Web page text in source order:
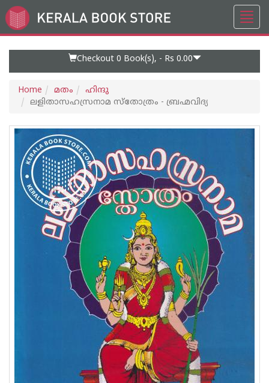
Go
to
Checkout 0 Book(s), - Rs 0.00
Home മതം
ഹിന്ദു
ലളിതാസഹസ്രനാമ സ്‌തോത്രം - ബ്രഹ്മവിദ്യ